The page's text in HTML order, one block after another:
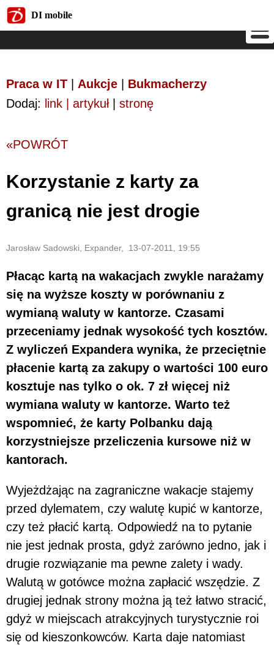
DI mobile
Praca w IT Aukcje
Bukmacherzy
Dodaj: link | artykuł| stronę
«POWRÓT
Korzystanie z karty za
granicą nie jest drogie
Jarosław Sadowski, Expander, 13-07-2011, 19:55
Płacąc kartą na wakacjach zwykle narażamy
się na wyższe koszty w porównaniu z
wymianą waluty w kantorze. Czasami
przeceniamy jednak wysokość tych kosztów.
Z wyliczeń Expandera wynika, że przeciętnie
płacenie kartą za zakupy o wartości 100 euro
kosztuje nas tylko o ok. 7 zł więcej niż
wymiana waluty w kantorze. Warto też
wspomnieć, że karty Polbanku dają
korzystniejsze przeliczenia kursowe niż w
kantorach.
Wyjeżdżając na zagraniczne wakacje stajemy
przed dylematem, czy walutę kupić w kantorze,
czy też płacić kartą. Odpowiedź na to pytanie
nie jest jednak prosta, gdyż zarówno jedno, jak i
drugie rozwiązanie ma pewne zalety i wady.
Walutą w gotówce można zapłacić wszędzie. Z
drugiej jednak strony można ją też łatwo stracić,
gdyż w miejscach atrakcyjnych turystycznie roi
się od kieszonkowców. Karta daje natomiast
DI mobile